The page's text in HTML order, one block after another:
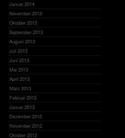
Januar 2014
November 2013
Oktober 2013
September 2013
August 2013
Juli 2013
Juni 2013
Mai 2013
April 2013
März 2013
Februar 2013
Januar 2013
Dezember 2012
November 2012
Oktober 2012